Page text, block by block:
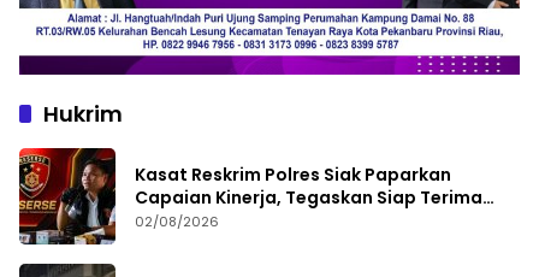
Hukrim
Kasat Reskrim Polres Siak Paparkan
Capaian Kinerja, Tegaskan Siap Terima
Kritik dan Evaluasi
02/08/2026